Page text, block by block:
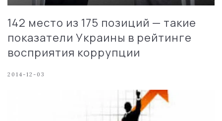
142 место из 175 позиций — такие
показатели Украины в рейтинге
восприятия коррупции
2014-12-03